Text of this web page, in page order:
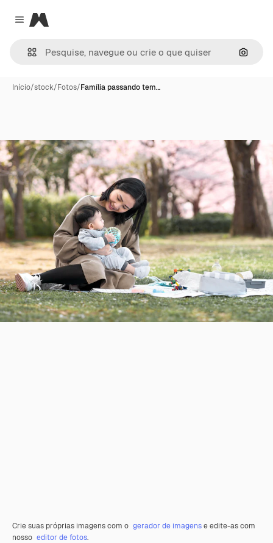
Close menu
Magnific
Início/stock/Fotos/Família passando tem…
Crie suas próprias imagens com o gerador de imagense edite-as com
nosso editor de fotos.